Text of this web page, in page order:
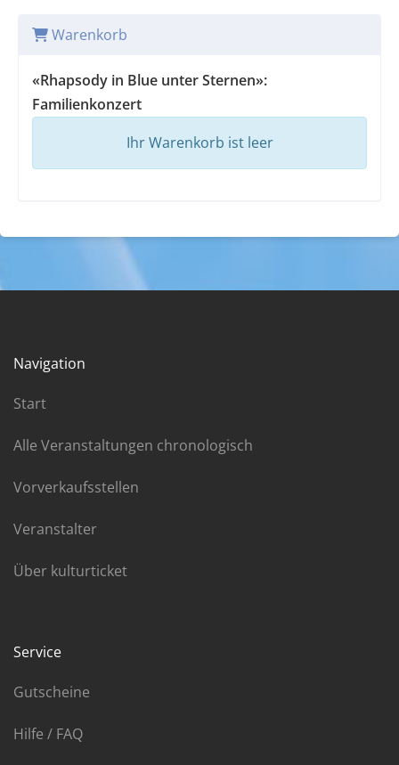
Warenkorb
«Rhapsody in Blue unter Sternen»:
Familienkonzert
Ihr Warenkorb ist leer
Navigation
Start
Alle Veranstaltungen chronologisch
Vorverkaufsstellen
Veranstalter
Über kulturticket
Service
Gutscheine
Hilfe / FAQ